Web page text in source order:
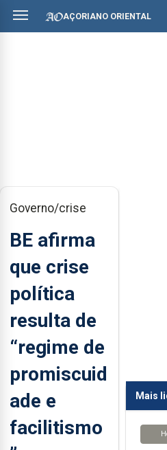
AÇORIANO ORIENTAL
Governo/crise
BE afirma
que crise
política
resulta de
“regime de
promiscuid
ade e
facilitismo
Mais